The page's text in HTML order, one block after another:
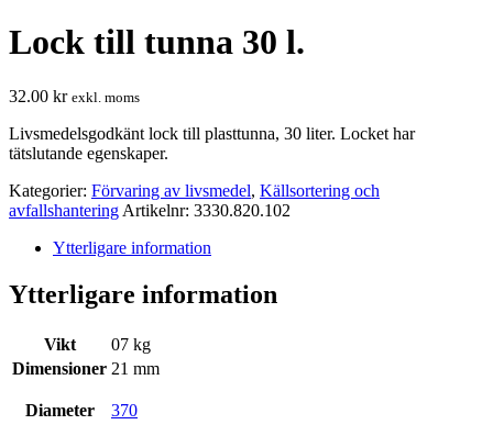
Lock till tunna 30 l.
32.00 kr exkl. moms
Livsmedelsgodkänt lock till plasttunna, 30 liter. Locket har
tätslutande egenskaper.
Kategorier: Förvaring av livsmedel, Källsortering och
avfallshantering Artikelnr: 3330.820.102
Ytterligare information
Ytterligare information
Vikt
07 kg
Dimensioner 21 mm
Diameter 370